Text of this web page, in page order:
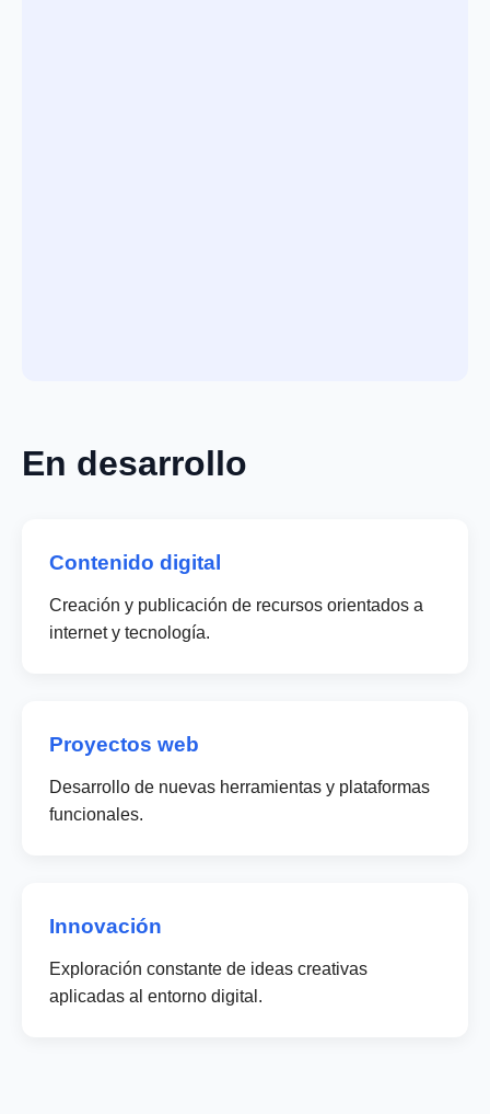
En desarrollo
Contenido digital
Creación y publicación de recursos orientados a
internet y tecnología.
Proyectos web
Desarrollo de nuevas herramientas y plataformas
funcionales.
Innovación
Exploración constante de ideas creativas
aplicadas al entorno digital.